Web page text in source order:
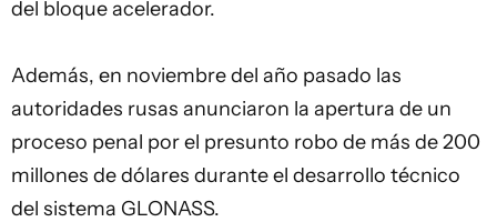
del bloque acelerador.
Además, en noviembre del año pasado las
autoridades rusas anunciaron la apertura de un
proceso penal por el presunto robo de más de 200
millones de dólares durante el desarrollo técnico
del sistema GLONASS.